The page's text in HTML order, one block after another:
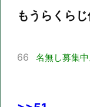
もうらくら
66 名無し募集中